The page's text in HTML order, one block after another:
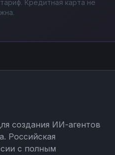
Кредитная карта не
создания ИИ-агентов
Российская
с полным